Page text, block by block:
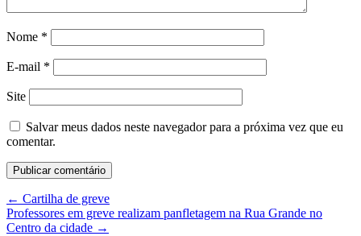
Nome *
E-mail *
Site
Salvar meus dados neste navegador para a próxima vez que eu
comentar.
← Cartilha de greve
Professores em greve realizam panfletagem na Rua Grande no
Centro da cidade →